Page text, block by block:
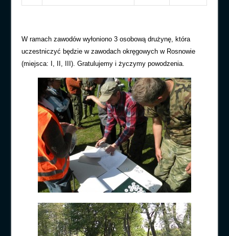
W ramach zawodów wyłoniono 3 osobową drużynę, która
uczestniczyć będzie w zawodach okręgowych w Rosnowie
(miejsca: I, II, III). Gratulujemy i życzymy powodzenia.